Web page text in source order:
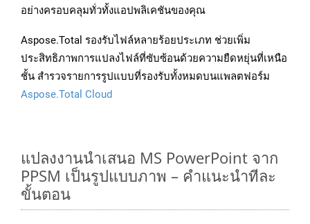
อย่างครอบคลุมทั่วทั้งแอปพลิเคชันของคุณ
Aspose.Total รองรับไฟล์หลายร้อยประเภท ช่วยเพิ่ม
ประสิทธิภาพการแปลงไฟล์ที่ซับซ้อนด้วยความยืดหยุ่นที่เหนือ
ชั้น สำรวจรายการรูปแบบที่รองรับทั้งหมดบนแพลตฟอร์ม
Aspose.Total Cloud
แปลงงานนำเสนอ MS PowerPoint จาก
PPSM เป็นรูปแบบภาพ – คำแนะนำทีละ
ขั้นตอน